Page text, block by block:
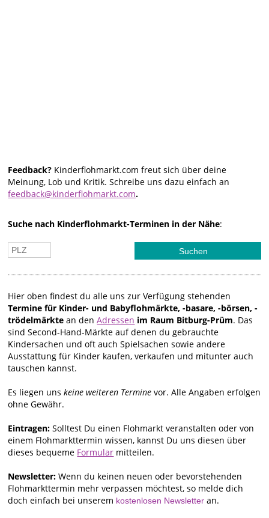
Feedback? Kinderflohmarkt.com freut sich über deine
Meinung, Lob und Kritik. Schreibe uns dazu einfach an
feedback@kinderflohmarkt.com.
Suche nach Kinderflohmarkt-Terminen in der Nähe:
Hier oben findest du alle uns zur Verfügung stehenden
Termine für Kinder- und Babyflohmärkte, -basare, -börsen, -
trödelmärkte an denAdressen im Raum Bitburg-Prüm. Das
sind Second-Hand-Märkte auf denen du gebrauchte
Kindersachen und oft auch Spielsachen sowie andere
Ausstattung für Kinder kaufen, verkaufen und mitunter auch
tauschen kannst.
Es liegen unskeine weiteren Termine vor. Alle Angaben erfolgen
ohne Gewähr.
Eintragen:Solltest Du einen Flohmarkt veranstalten oder von
einem Flohmarkttermin wissen, kannst Du uns diesen über
dieses bequeme Formular mitteilen.
Newsletter: Wenn du keinen neuen oder bevorstehenden
Flohmarkttermin mehr verpassen möchtest, so melde dich
doch einfach bei unserem kostenlosen Newsletter an.